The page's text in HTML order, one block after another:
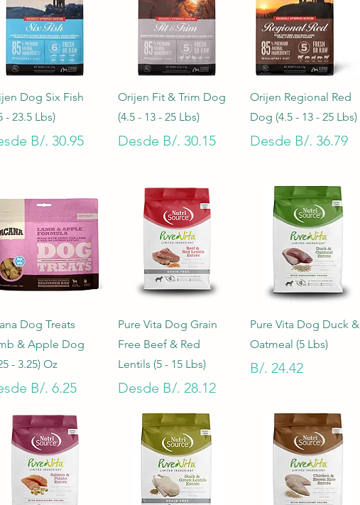
Vista rápida
Dog Six Fish
- 23.5 Lbs)
B/. 30.95
de oferta
Vista rápida
Orijen Fit & Trim Dog
(4.5 - 13 - 25 Lbs)
Desde B/. 30.15
Precio de oferta
Vista rápida
Orijen Regional Red
Dog (4.5 - 13 - 25 Lbs)
Desde B/. 36.79
Precio de oferta
Vista rápida
Dog Treats
& Apple Dog
- 3.25) Oz
B/. 6.25
de oferta
Vista rápida
Pure Vita Dog Grain
Free Beef & Red
Lentils (5 - 15 Lbs)
Desde B/. 28.12
Precio de oferta
Vista rápida
Pure Vita Dog Duck &
Oatmeal (5 Lbs)
Precio
B/. 24.42